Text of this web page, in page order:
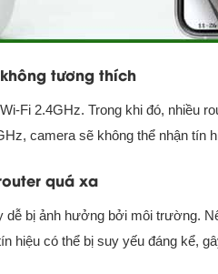
tương thích
Fi 2.4GHz. Trong khi đó, nhiều
camera sẽ không thể nhận tín
quá xa
dễ bị ảnh hưởng bởi môi trường.
hiệu có thể bị suy yếu đáng kể,